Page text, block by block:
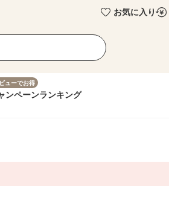
お気に入り
ューでお得
ンペーンランキング